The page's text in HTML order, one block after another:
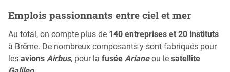
Emplois passionnants entre ciel et mer
Au total, on compte plus de 140 entreprises et 20 instituts
à Brême. De nombreux composants y sont fabriqués pour
les avions Airbus, pour la fusée Arianeou le satellite